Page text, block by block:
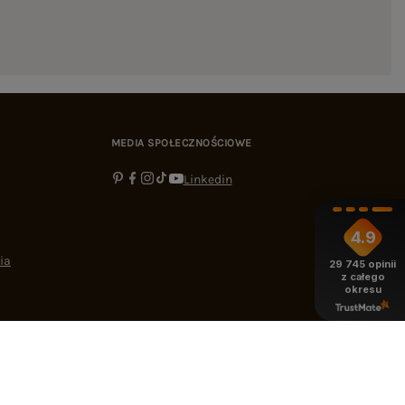
MEDIA SPOŁECZNOŚCIOWE
Linkedin
4.9
29 745 opinii
z całego
okresu